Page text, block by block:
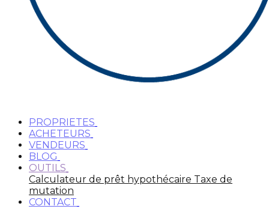
PROPRIETES
ACHETEURS
VENDEURS
BLOG
OUTILS
Calculateur de prêt hypothécaire Taxe de
mutation
CONTACT